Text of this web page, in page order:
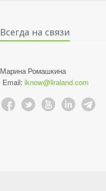
Всегда на связи
Марина Ромашкина
Email: iknow@liraland.com